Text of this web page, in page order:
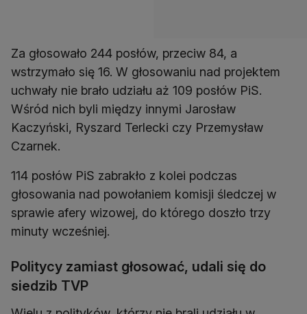
Za głosowało 244 posłów, przeciw 84, a
wstrzymało się 16. W głosowaniu nad projektem
uchwały nie brało udziału aż 109 posłów PiS.
Wśród nich byli między innymi Jarosław
Kaczyński, Ryszard Terlecki czy Przemysław
Czarnek.
114 posłów PiS zabrakło z kolei podczas
głosowania nad powołaniem komisji śledczej w
sprawie afery wizowej, do którego doszło trzy
minuty wcześniej.
Politycy zamiast głosować, udali się do
siedzib TVP